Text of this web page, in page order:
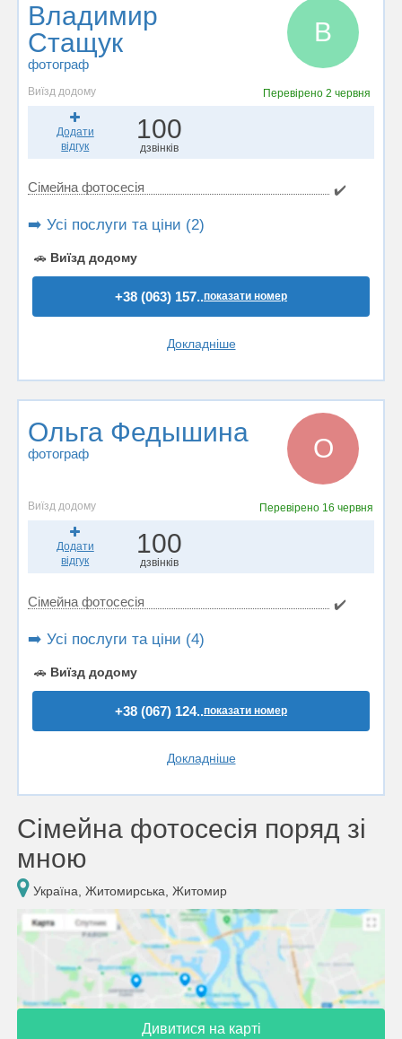
Владимир
Стащук
фотограф
В
Виїзд додому Перевірено 2 червня
Додати
відгук
100
дзвінків
Сімейна фотосесія ✔️
➡️ Усі послуги та ціни (2)
🚗 Виїзд додому
+38 (063) 157..показати номер
Докладніше
Ольга Федышина
фотограф О
Виїзд додому Перевірено 16 червня
Додати
відгук
100
дзвінків
Сімейна фотосесія ✔️
➡️ Усі послуги та ціни (4)
🚗 Виїзд додому
+38 (067) 124..показати номер
Докладніше
Сімейна фотосесія поряд зі
мною
Україна, Житомирська, Житомир
Дивитися на карті